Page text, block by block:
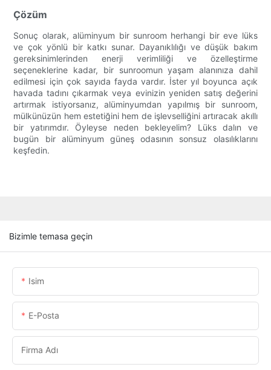
Çözüm
Sonuç olarak, alüminyum bir sunroom herhangi bir eve lüks
ve çok yönlü bir katkı sunar. Dayanıklılığı ve düşük bakım
gereksinimlerinden enerji verimliliği ve özelleştirme
seçeneklerine kadar, bir sunroomun yaşam alanınıza dahil
edilmesi için çok sayıda fayda vardır. İster yıl boyunca açık
havada tadını çıkarmak veya evinizin yeniden satış değerini
artırmak istiyorsanız, alüminyumdan yapılmış bir sunroom,
mülkünüzün hem estetiğini hem de işlevselliğini artıracak akıllı
bir yatırımdır. Öyleyse neden bekleyelim? Lüks dalın ve
bugün bir alüminyum güneş odasının sonsuz olasılıklarını
keşfedin.
Bizimle temasa geçin
Isim
E-Posta
Firma Adı